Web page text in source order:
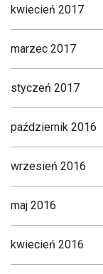
kwiecień 2017
marzec 2017
styczeń 2017
październik 2016
wrzesień 2016
maj 2016
kwiecień 2016